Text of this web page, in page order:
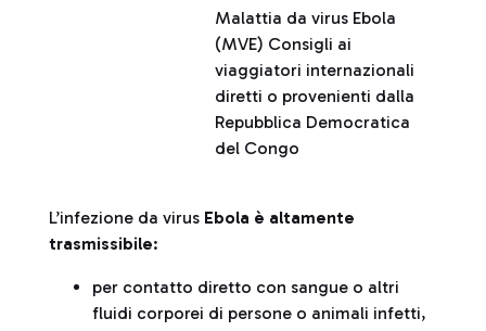
Malattia da virus Ebola
(MVE) Consigli ai
viaggiatori internazionali
diretti o provenienti dalla
Repubblica Democratica
del Congo
L’infezione da virus Ebola è altamente
trasmissibile:
per contatto diretto con sangue o altri
fluidi corporei di persone o animali infetti,